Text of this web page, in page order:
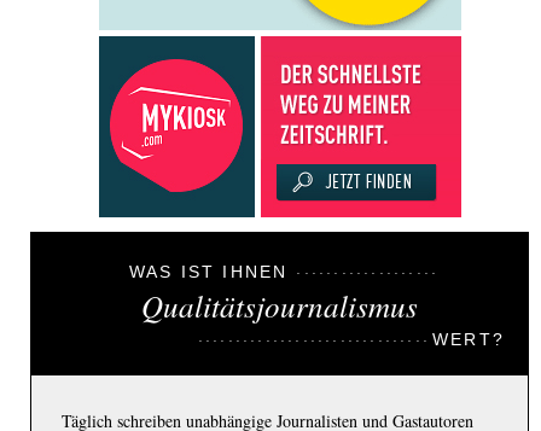
WAS IST IHNEN
Qualitätsjournalismus
WERT?
Täglich schreiben unabhängige Journalisten und Gastautoren